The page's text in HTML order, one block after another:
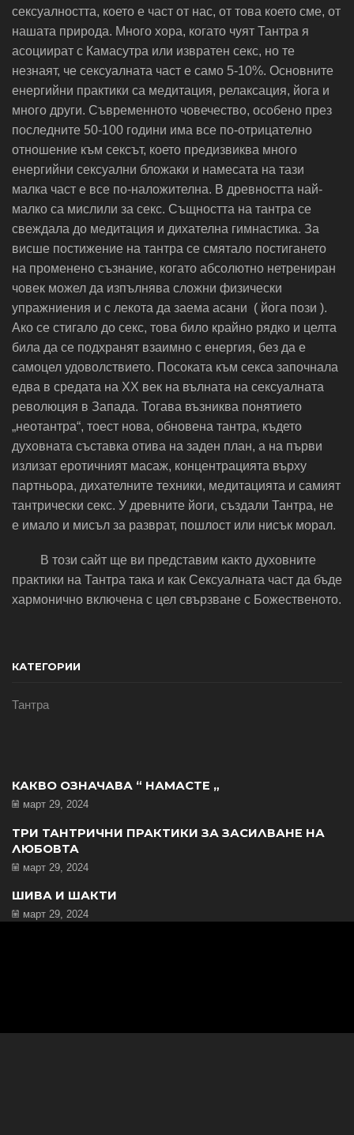
сексуалността, което е част от нас, от това което сме, от
нашата природа. Много хора, когато чуят Тантра я
асоциират с Камасутра или извратен секс, но те
незнаят, че сексуалната част е само 5-10%. Основните
енергийни практики са медитация, релаксация, йога и
много други. Съвременното човечество, особено през
последните 50-100 години има все по-отрицателно
отношение към сексът, което предизвиква много
енергийни сексуални бложаки и намесата на тази
малка част е все по-наложителна. В древността най-
малко са мислили за секс. Същността на тантра се
свеждала до медитация и дихателна гимнастика. За
висше постижение на тантра се смятало постигането
на променено съзнание, когато абсолютно нетрениран
човек можел да изпълнява сложни физически
упражниения и с лекота да заема асани ( йога пози ).
Ако се стигало до секс, това било крайно рядко и целта
била да се подхранят взаимно с енергия, без да е
самоцел удоволствието. Посоката към секса започнала
едва в средата на ХХ век на вълната на сексуалната
революция в Запада. Тогава възниква понятието
„неотантра“, тоест нова, обновена тантра, където
духовната съставка отива на заден план, а на първи
излизат еротичният масаж, концентрацията върху
партньора, дихателните техники, медитацията и самият
тантрически секс. У древните йоги, създали Тантра, не
е имало и мисъл за разврат, пошлост или нисък морал.
В този сайт ще ви представим както духовните
практики на Тантра така и как Сексуалната част да бъде
хармонично включена с цел свързване с Божественото.
КАТЕГОРИИ
Тантра
КАКВО ОЗНАЧАВА “ НАМАСТЕ „
март 29, 2024
ТРИ ТАНТРИЧНИ ПРАКТИКИ ЗА ЗАСИЛВАНЕ НА
ЛЮБОВТА
март 29, 2024
ШИВА И ШАКТИ
март 29, 2024